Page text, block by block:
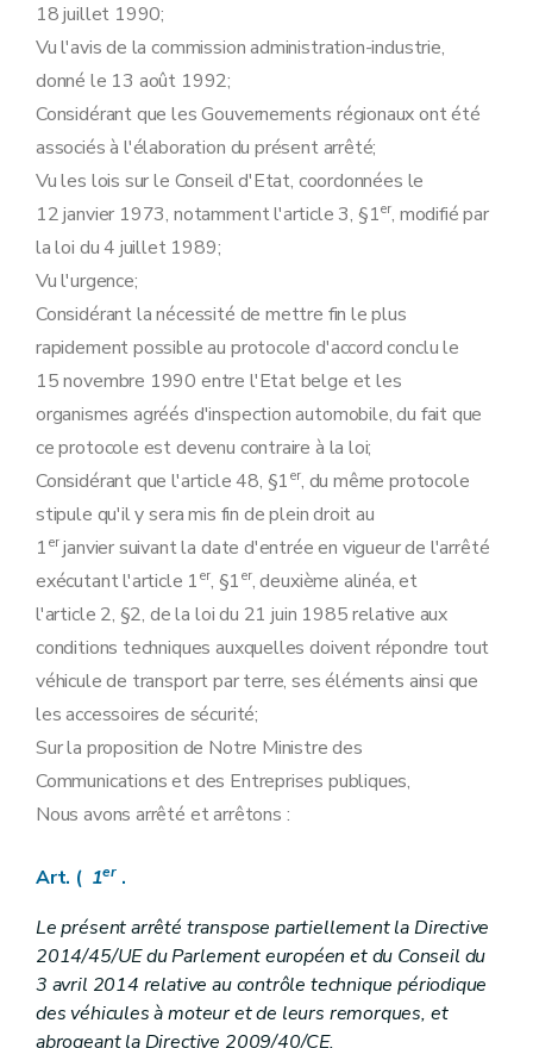
Art. 31
Art. 32
Art. 33
Art. 34
Art. 35
Art. 36
Art. 37
Annexe 1
Annexe 2
Annexe 3
Annexe 4
Annexe 5
18 juillet 1990;
Vu l'avis de la commission administration-industrie,
donné le 13 août 1992;
Considérant que les Gouvernements régionaux ont été
associés à l'élaboration du présent arrêté;
Vu les lois sur le Conseil d'Etat, coordonnées le
12 janvier 1973, notamment l'article 3, §1er, modifié par
la loi du 4 juillet 1989;
Vu l'urgence;
Considérant la nécessité de mettre fin le plus
rapidement possible au protocole d'accord conclu le
15 novembre 1990 entre l'Etat belge et les
organismes agréés d'inspection automobile, du fait que
ce protocole est devenu contraire à la loi;
Considérant que l'article 48, §1er, du même protocole
stipule qu'il y sera mis fin de plein droit au
1erjanvier suivant la date d'entrée en vigueur de l'arrêté
exécutant l'article 1er, §1er, deuxième alinéa, et
l'article 2, §2, de la loi du 21 juin 1985 relative aux
conditions techniques auxquelles doivent répondre tout
véhicule de transport par terre, ses éléments ainsi que
les accessoires de sécurité;
Sur la proposition de Notre Ministre des
Communications et des Entreprises publiques,
Nous avons arrêté et arrêtons :
Art. ( 1er .
Le présent arrêté transpose partiellement la Directive
2014/45/UE du Parlement européen et du Conseil du
3 avril 2014 relative au contrôle technique périodique
des véhicules à moteur et de leurs remorques, et
abrogeant la Directive 2009/40/CE.